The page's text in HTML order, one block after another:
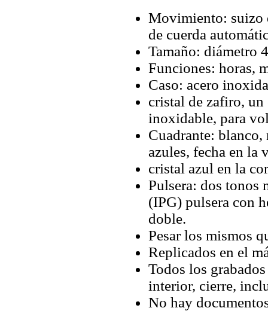
Movimiento: suizo
de cuerda
Tamaño: diámetro
Funciones: horas,
Caso: acero
cristal de zafiro, un
inoxidable, para
Cuadrante: blanco,
azules, fecha en la
cristal azul en la
Pulsera: dos tonos
(IPG) pulsera con
doble.
Pesar los mismos
Replicados en el
Todos los
interior, cierre,
No hay